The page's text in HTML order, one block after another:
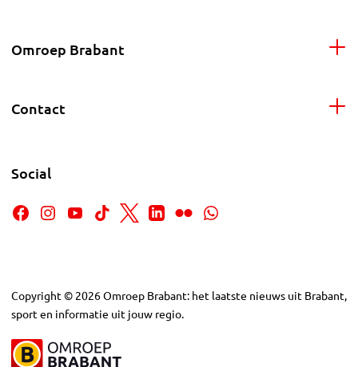
Omroep Brabant
Contact
Social
Copyright © 2026Omroep Brabant: het laatste nieuws uit Brabant,
sport en informatie uit jouw regio.